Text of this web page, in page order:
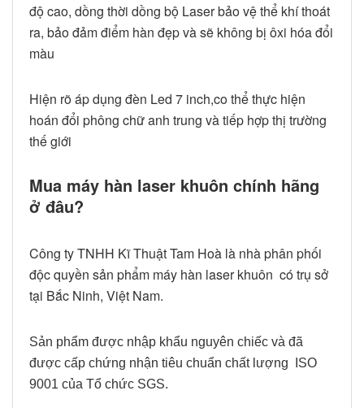
độ cao, dồng thời dồng bộ Laser bảo vệ thể khí thoát
ra, bảo đảm điểm hàn đẹp và sẽ không bị ôxi hóa đổi
màu
Hiện rõ áp dụng đèn Led 7 inch,co thể thực hiện
hoán đổi phông chữ anh trung và tiếp hợp thị trường
thế giới
Mua máy hàn laser khuôn chính hãng
ở đâu?
Công ty TNHH Kĩ Thuật Tam Hoà là nhà phân phối
độc quyền sản phẩm máy hàn laser khuôn có trụ sở
tại Bắc Ninh, Việt Nam.
Sản phẩm được nhập khẩu nguyên chiếc và đã
được cấp chứng nhận tiêu chuẩn chất lượng ISO
9001 của Tổ chức SGS.